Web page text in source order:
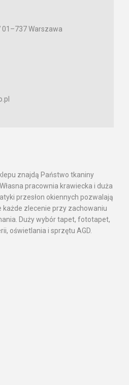
01–737 Warszawa
znajdą Państwo tkaniny
pracownia krawiecka i duża
przesłon okiennych pozwalają
zlecenie przy zachowaniu
Duży wybór tapet, fototapet,
oświetlania i sprzętu AGD.